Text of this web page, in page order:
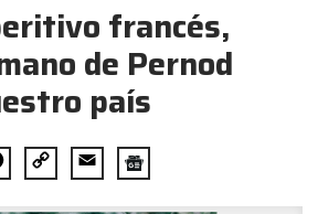
francés,
de Pernod
país
Copy
Email